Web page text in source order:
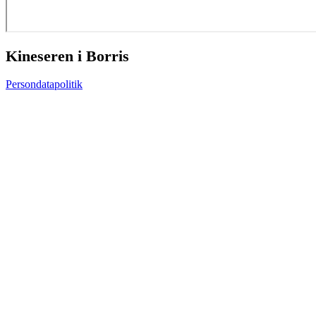
Kineseren i Borris
Persondatapolitik